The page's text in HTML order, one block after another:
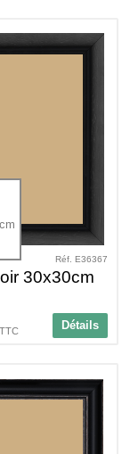
Réf. E36367
30x30cm
Détails
TTC